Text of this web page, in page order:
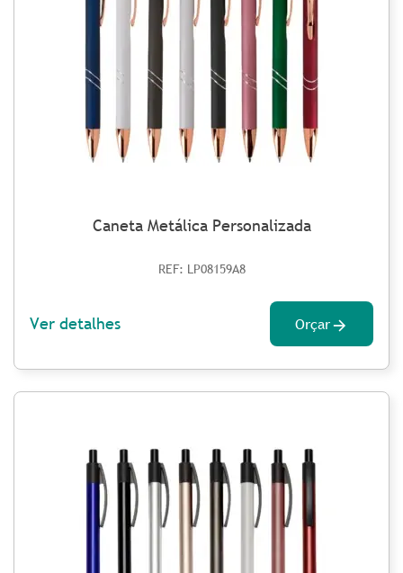
Caneta Metálica Personalizada
REF: LP08159A8
Ver detalhes Orçar